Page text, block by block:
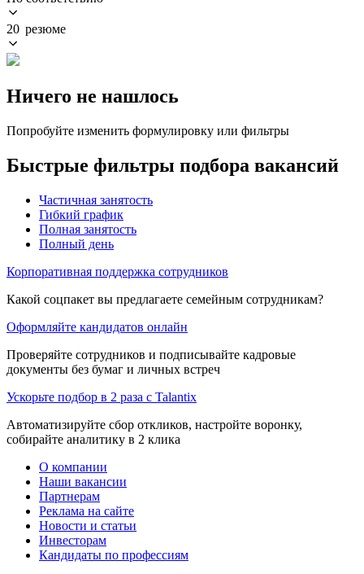
20 резюме
Ничего не нашлось
Попробуйте изменить формулировку или фильтры
Быстрые фильтры подбора вакансий
Частичная занятость
Гибкий график
Полная занятость
Полный день
Корпоративная поддержка сотрудников
Какой соцпакет вы предлагаете семейным сотрудникам?
Оформляйте кандидатов онлайн
Проверяйте сотрудников и подписывайте кадровые
документы без бумаг и личных встреч
Ускорьте подбор в 2 раза с Talantix
Автоматизируйте сбор откликов, настройте воронку,
собирайте аналитику в 2 клика
О компании
Наши вакансии
Партнерам
Реклама на сайте
Новости и статьи
Инвесторам
Кандидаты по профессиям